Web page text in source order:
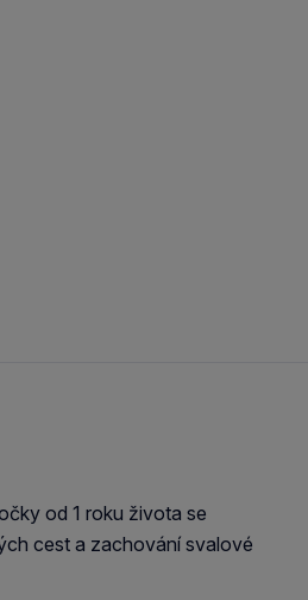
od 1 roku života se
cest a zachování svalové